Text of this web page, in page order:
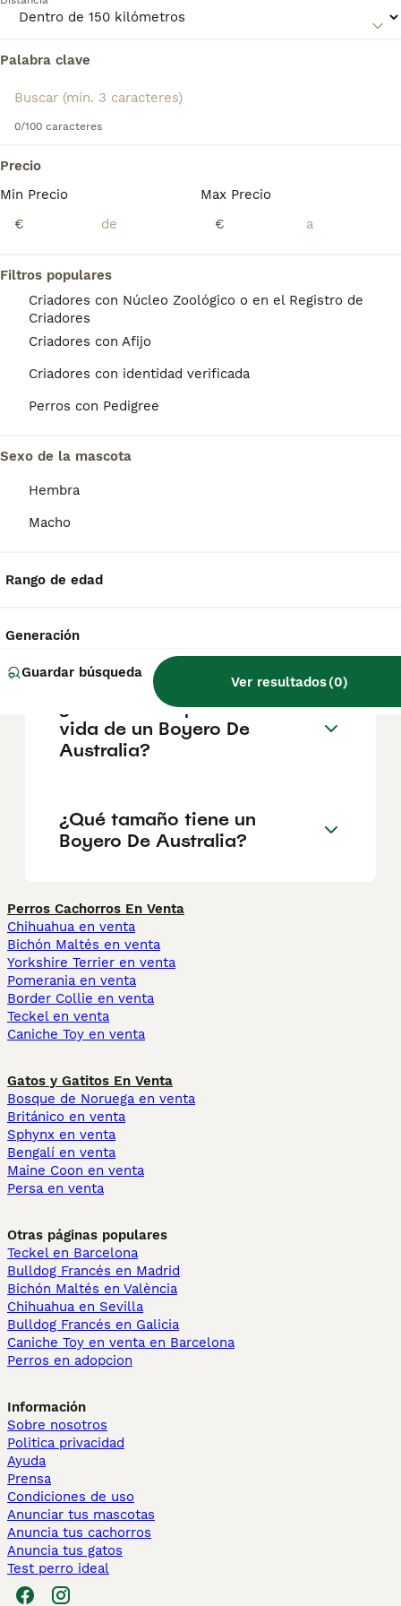
Palabra clave
0/100 caracteres
Precio
Min Precio
€
Max Precio
€
Filtros populares
Criadores con Núcleo Zoológico o en el Registro de
Criadores
Criadores con Afijo
Criadores con identidad verificada
Perros con Pedigree
Sexo de la mascota
Hembra
Macho
Rango de edad
Generación
Guardar búsqueda
Ver resultados(0)
página de consejos de compra de Boyero de
perro.
Encontramos 0 Boyero de Australia Perros en
Guadalajara.
Si deseas exactamente esta búsqueda guarda tu
¿Cuánto cuesta un cachorro
de Boyero De Australia?
El coste medio de un cachorro de Boyero De
305€, aunque los precios pueden variar
Boyero De Australia?
Boyero De Australia?
¿Cuál es la esperanza de
vida de un Boyero De
Australia?
¿Qué tamaño tiene un
Boyero De Australia?
Perros Cachorros En Venta
Chihuahua en venta
Bichón Maltés en venta
Yorkshire Terrier en venta
Pomerania en venta
Border Collie en venta
Teckel en venta
Caniche Toy en venta
Gatos y Gatitos En Venta
Bosque de Noruega en venta
Británico en venta
Sphynx en venta
Bengalí en venta
Maine Coon en venta
Persa en venta
Otras páginas populares
Teckel en Barcelona
Bulldog Francés en Madrid
Bichón Maltés en València
Chihuahua en Sevilla
Bulldog Francés en Galicia
Caniche Toy en venta en Barcelona
Perros en adopcion
Información
Sobre nosotros
Politica privacidad
Ayuda
Prensa
Condiciones de uso
Anunciar tus mascotas
Anuncia tus cachorros
Anuncia tus gatos
Test perro ideal